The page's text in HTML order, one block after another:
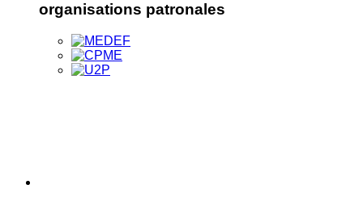
organisations patronales